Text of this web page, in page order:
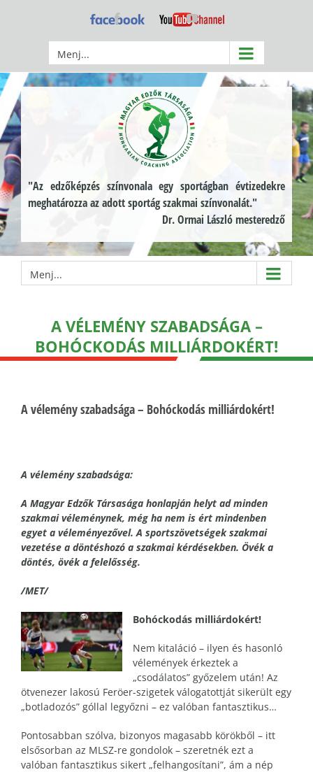
Facebook YouTube
Menj...
"Az edzőképzés színvonala egy sportágban évtizedekre
meghatározza az adott sportág szakmai színvonalát."
Dr. Ormai László mesteredző
Menj...
A VÉLEMÉNY SZABADSÁGA –
BOHÓCKODÁS MILLIÁRDOKÉRT!
A vélemény szabadsága – Bohóckodás milliárdokért!
A vélemény szabadsága:
A Magyar Edzők Társasága honlapján helyt ad minden
szakmai véleménynek, még ha nem is ért mindenben
egyet a véleményezővel. A sportszövetségek szakmai
vezetése a döntéshozó a szakmai kérdésekben. Övék a
döntés, övék a felelősség.
/MET/
Bohóckodás milliárdokért!
Nem kitaláció – ilyen és hasonló
vélemények érkeztek a
„csodálatos” győzelem után! Az
ötvenezer lakosú Feröer-szigetek válogatottját sikerült egy
„botladozós” góllal legyőzni – ez valóban fantasztikus…
Pontosabban szólva, bizonyos magasabb körökből – itt
elsősorban az MLSZ-re gondolok – szeretnék ezt a
valóban fantasztikus sikert „felhangosítani”, ám a nép